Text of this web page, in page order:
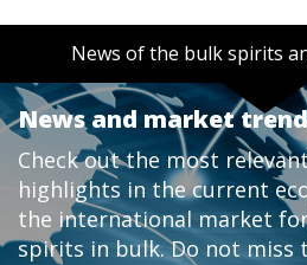
News of the bulk spirits
News and market
Check out the most
highlights in the current
the international market
spirits in bulk. Do not miss